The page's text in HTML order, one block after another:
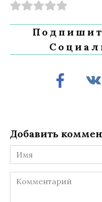
Добавить
Имя
Комментарий